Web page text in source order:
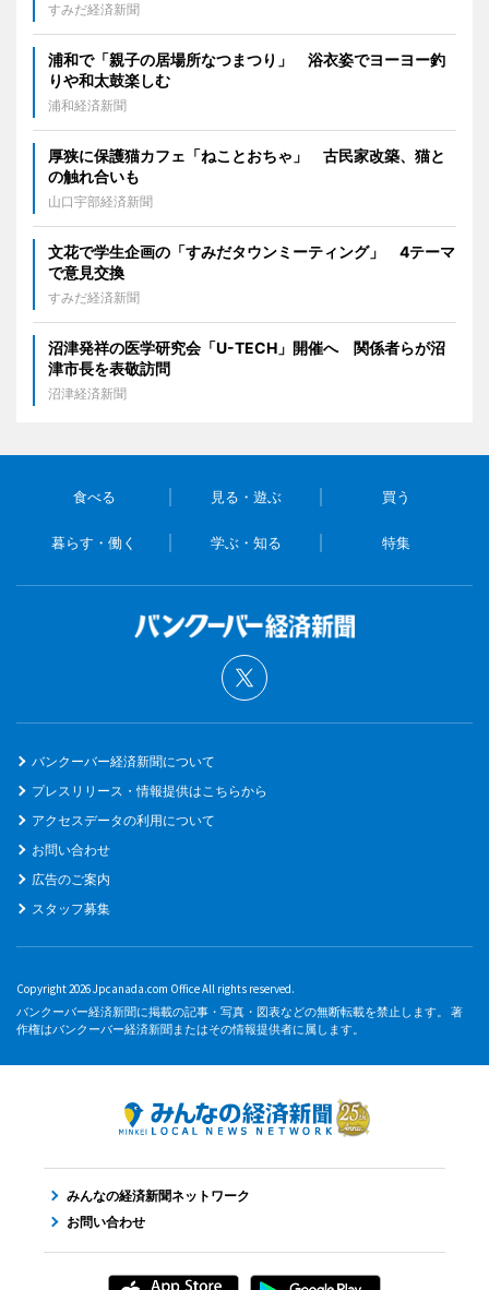
すみだ経済新聞
浦和で「親子の居場所なつまつり」 浴衣姿でヨーヨー釣
りや和太鼓楽しむ
浦和経済新聞
厚狭に保護猫カフェ「ねことおちゃ」 古民家改築、猫と
の触れ合いも
山口宇部経済新聞
文花で学生企画の「すみだタウンミーティング」 4テーマ
で意見交換
すみだ経済新聞
沼津発祥の医学研究会「U-TECH」開催へ 関係者らが沼
津市長を表敬訪問
沼津経済新聞
食べる 見る・遊ぶ 買う
暮らす・働く 学ぶ・知る 特集
バンクーバー経済新聞について
プレスリリース・情報提供はこちらから
アクセスデータの利用について
お問い合わせ
広告のご案内
スタッフ募集
Copyright 2026 Jpcanada.com Office All rights reserved.
バンクーバー経済新聞に掲載の記事・写真・図表などの無断転載を禁止します。 著
作権はバンクーバー経済新聞またはその情報提供者に属します。
みんなの経済新聞ネットワーク
お問い合わせ